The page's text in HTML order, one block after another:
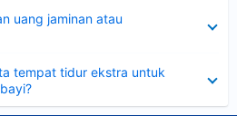
uang jaminan atau
tempat tidur ekstra untuk